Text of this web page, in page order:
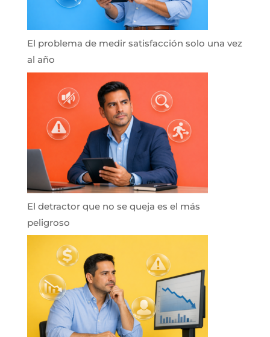
El problema de medir satisfacción solo una vez
al año
El detractor que no se queja es el más
peligroso